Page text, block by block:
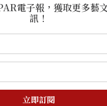
電子報，獲取更多藝
訊！
立即訂閱